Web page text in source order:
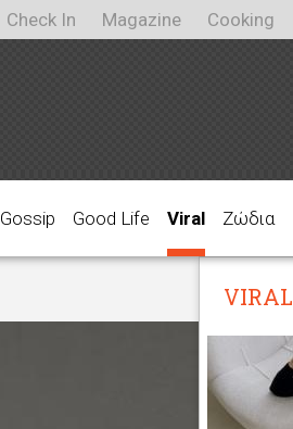
Check In Magazine Cooking
Gossip Good Life Viral Ζώδια
VIRAL